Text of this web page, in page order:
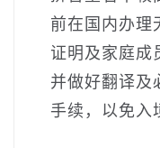
前在国内办理
证明及家庭成
并做好翻译及
手续，以免入